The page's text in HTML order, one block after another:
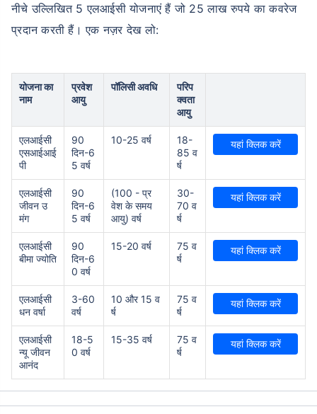
नीचे उल्लिखित 5 एलआईसी योजनाएं हैं जो 25 लाख रुपये का कवरेज
प्रदान करती हैं। एक नज़र देख लो:
योजना का
नाम
प्रवेश
आयु
पॉलिसी अवधि
परिप
क्वता
आयु
एलआईसी
एसआईआई
पी
90
दिन-6
5 वर्ष
10-25 वर्ष
18-
85 व
र्ष
यहां क्लिक करें
एलआईसी
जीवन उ
मंग
90
दिन-6
5 वर्ष
(100 - प्र
वेश के समय
आयु) वर्ष
30-
70 व
र्ष
यहां क्लिक करें
एलआईसी
बीमा ज्योति
90
दिन-6
0 वर्ष
15-20 वर्ष
75 व
र्ष
यहां क्लिक करें
एलआईसी
धन वर्षा
3-60
वर्ष
10 और 15 व
र्ष
75 व
र्ष
यहां क्लिक करें
एलआईसी
न्यू जीवन
आनंद
18-5
0 वर्ष
15-35 वर्ष
75 व
र्ष
यहां क्लिक करें